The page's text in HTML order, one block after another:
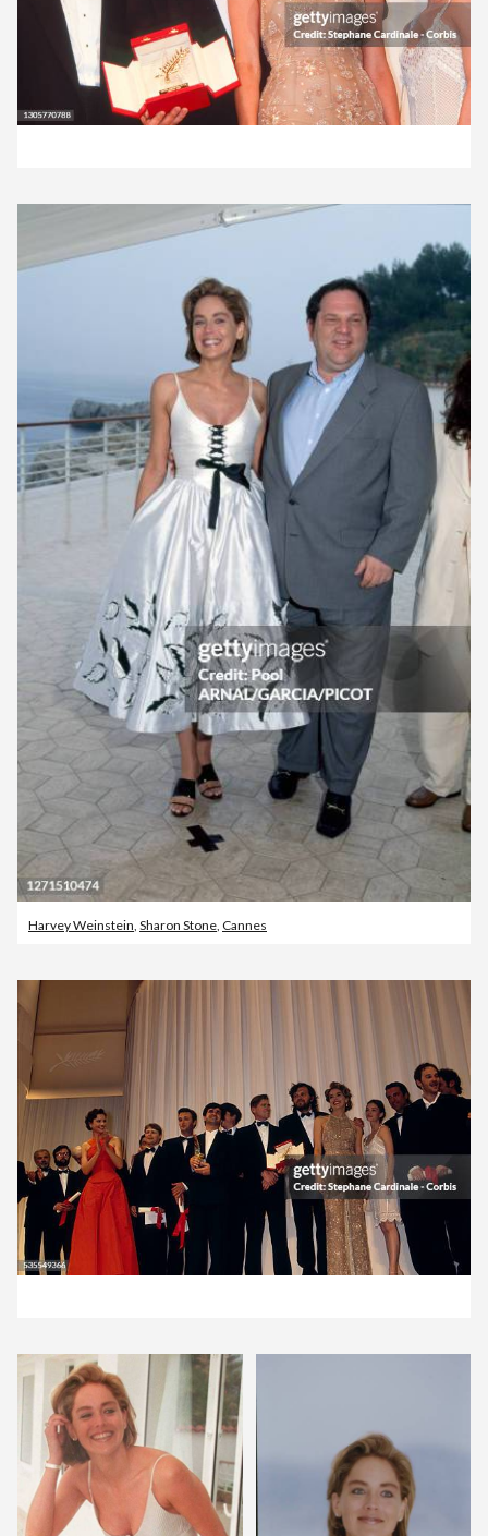
Harvey Weinstein Sharon Stone Cannes